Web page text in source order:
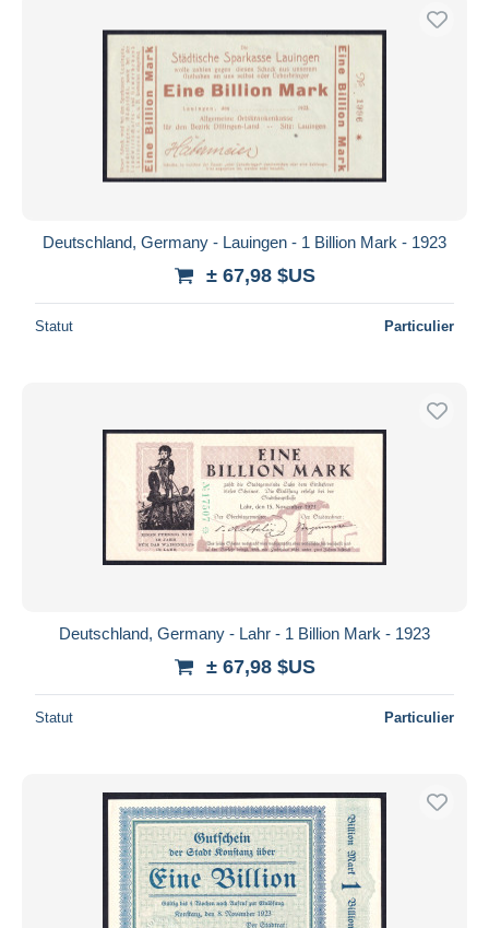
Deutschland, Germany - Lauingen - 1 Billion Mark - 1923
± 67,98 $US
Statut Particulier
Deutschland, Germany - Lahr - 1 Billion Mark - 1923
± 67,98 $US
Statut Particulier